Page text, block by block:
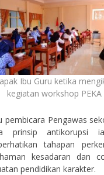
Ibu Guru ketika
kegiatan workshop PEKA
pembicara Pengawas
prinsip antikorupsi
tahapan
kesadaran dan
pendidikan karakter.